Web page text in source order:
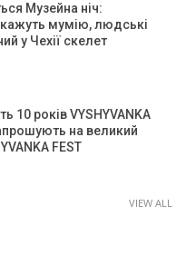
Музейна ніч:
мумію, людські
у Чехії скелет
10 років VYSHYVANKA
на великий
FEST
VIEW ALL